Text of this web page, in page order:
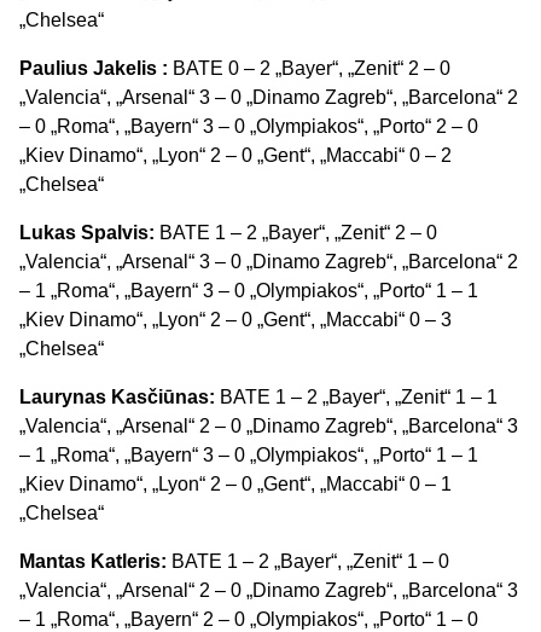
„Chelsea“
Paulius Jakelis : BATE 0 – 2 „Bayer“, „Zenit“ 2 – 0
„Valencia“, „Arsenal“ 3 – 0 „Dinamo Zagreb“, „Barcelona“ 2
– 0 „Roma“, „Bayern“ 3 – 0 „Olympiakos“, „Porto“ 2 – 0
„Kiev Dinamo“, „Lyon“ 2 – 0 „Gent“, „Maccabi“ 0 – 2
„Chelsea“
Lukas Spalvis: BATE 1 – 2 „Bayer“, „Zenit“ 2 – 0
„Valencia“, „Arsenal“ 3 – 0 „Dinamo Zagreb“, „Barcelona“ 2
– 1 „Roma“, „Bayern“ 3 – 0 „Olympiakos“, „Porto“ 1 – 1
„Kiev Dinamo“, „Lyon“ 2 – 0 „Gent“, „Maccabi“ 0 – 3
„Chelsea“
Laurynas Kasčiūnas: BATE 1 – 2 „Bayer“, „Zenit“ 1 – 1
„Valencia“, „Arsenal“ 2 – 0 „Dinamo Zagreb“, „Barcelona“ 3
– 1 „Roma“, „Bayern“ 3 – 0 „Olympiakos“, „Porto“ 1 – 1
„Kiev Dinamo“, „Lyon“ 2 – 0 „Gent“, „Maccabi“ 0 – 1
„Chelsea“
Mantas Katleris: BATE 1 – 2 „Bayer“, „Zenit“ 1 – 0
„Valencia“, „Arsenal“ 2 – 0 „Dinamo Zagreb“, „Barcelona“ 3
– 1 „Roma“, „Bayern“ 2 – 0 „Olympiakos“, „Porto“ 1 – 0